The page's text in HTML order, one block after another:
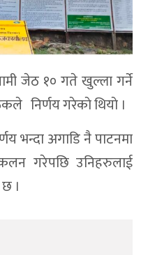
जेठ १० गते खुल्ला गर्ने
निर्णय गरेकाे थियाे ।
भन्दा अगाडि नै पाटनमा
गरेपछि उनिहरुलाई
।